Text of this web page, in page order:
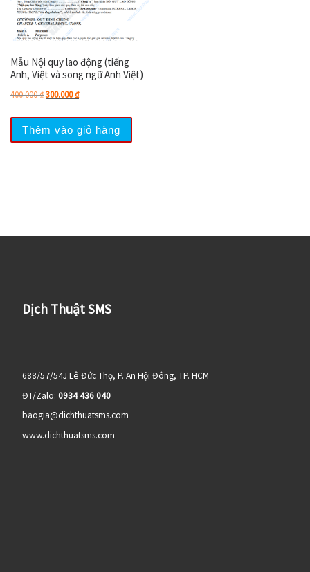
Mẫu Nội quy lao động (tiếng
Anh, Việt và song ngữ Anh Việt)
400.000₫Giá gốc là: 400.000 ₫.
300.000₫Giá hiện tại là: 300.000 ₫.
Thêm vào giỏ hàng
Dịch Thuật SMS
688/57/54J Lê Đức Thọ, P. An Hội Đông, TP. HCM
ĐT/Zalo: 0934 436 040
baogia@dichthuatsms.com
www.dichthuatsms.com